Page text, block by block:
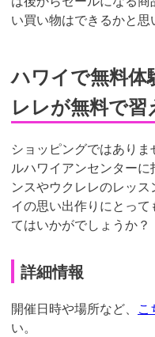
い買い物はできるかと思
ハワイで無料体
レレが無料で習
ショッピングではあり
ルハワイアンセンター
ンスやウクレレのレッ
イの思い出作りにとっ
てはいかがでしょうか？
詳細情報
開催日時や場所など、 こ
い。